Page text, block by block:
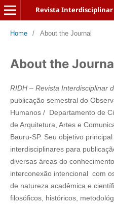
Revista
Home / About the Journal
About the
RIDH – Revista Interdisciplinar
publicação semestral do
Humanos / Departamento de
de Arquitetura, Artes e
Bauru-SP. Seu objetivo
interdisciplinares para
diversas áreas do
interconexão intencional com
de natureza acadêmica e
filosóficos, históricos,